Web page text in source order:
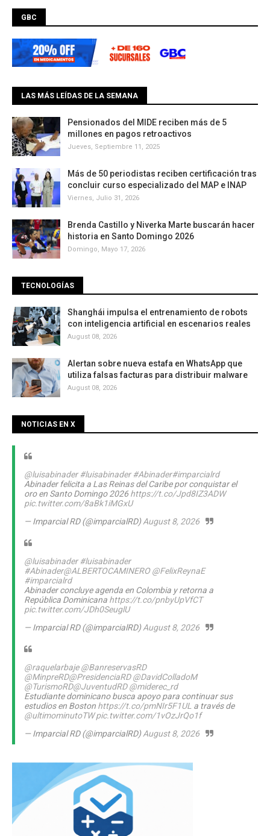
GBC
LAS MÁS LEÍDAS DE LA SEMANA
Pensionados del MIDE reciben más de 5
millones en pagos retroactivos
Jueves, Septiembre 11, 2025
Más de 50 periodistas reciben certificación tras
concluir curso especializado del MAP e INAP
Viernes, Julio 31, 2026
Brenda Castillo y Niverka Marte buscarán hacer
historia en Santo Domingo 2026
Domingo, Mayo 17, 2026
TECNOLOGÍAS
Shanghái impulsa el entrenamiento de robots
con inteligencia artificial en escenarios reales
August 08, 2026
Alertan sobre nueva estafa en WhatsApp que
utiliza falsas facturas para distribuir malware
August 08, 2026
NOTICIAS EN X
@luisabinader #luisabinader #Abinader#imparcialrd
Abinader felicita a Las Reinas del Caribe por conquistar el
oro en Santo Domingo 2026 https://t.co/Jpd8IZ3ADW
pic.twitter.com/8aBk1iMGxU
— Imparcial RD (@imparcialRD)August 8, 2026
@luisabinader #luisabinader
#Abinader@ALBERTOCAMINERO @FelixReynaE
#imparcialrd
Abinader concluye agenda en Colombia y retorna a
República Dominicana https://t.co/pnbyUpVfCT
pic.twitter.com/JDh0SeuglU
— Imparcial RD (@imparcialRD)August 8, 2026
@raquelarbaje @BanreservasRD
@MinpreRD@PresidenciaRD @DavidColladoM
@TurismoRD@JuventudRD @miderec_rd
Estudiante dominicano busca apoyo para continuar sus
estudios en Boston https://t.co/pmNIr5F1UL a través de
@ultimominutoTW pic.twitter.com/1vOzJrQo1f
— Imparcial RD (@imparcialRD)August 8, 2026